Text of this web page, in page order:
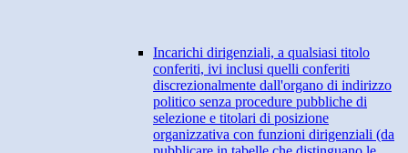
Incarichi dirigenziali, a qualsiasi titolo
conferiti, ivi inclusi quelli conferiti
discrezionalmente dall'organo di indirizzo
politico senza procedure pubbliche di
selezione e titolari di posizione
organizzativa con funzioni dirigenziali (da